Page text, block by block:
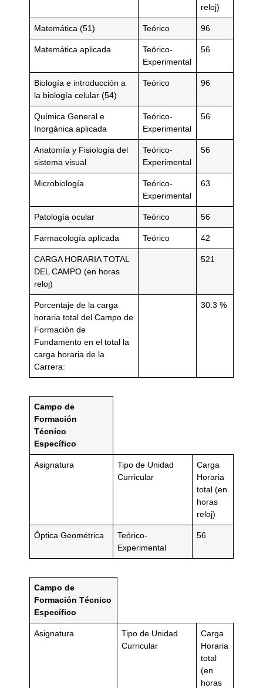
reloj)
Matemática (51) Teórico 96
Matemática aplicada
Teórico-
Experimental
56
Biología e introducción a
la biología celular (54)
Teórico 96
Química General e
Inorgánica aplicada
Teórico-
Experimental
56
Anatomía y Fisiología del
sistema visual
Teórico-
Experimental
56
Microbiología
Teórico-
Experimental
63
Patología ocular Teórico 56
Farmacología aplicada Teórico 42
CARGA HORARIA TOTAL
DEL CAMPO (en horas
reloj)
521
Porcentaje de la carga
horaria total del Campo de
Formación de
Fundamento en el total la
carga horaria de la
Carrera:
30.3 %
Campo de
Formación
Técnico
Específico
Asignatura
Tipo de Unidad
Curricular
Carga
Horaria
total (en
horas
reloj)
Óptica Geométrica
Teórico-
Experimental
56
Campo de
Formación Técnico
Específico
Asignatura
Tipo de Unidad
Curricular
Carga
Horaria
total
(en
horas